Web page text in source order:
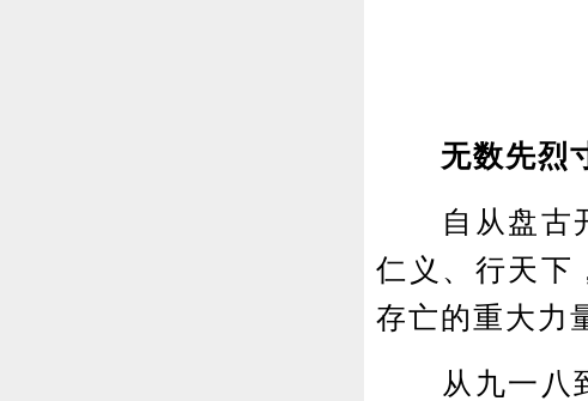
无数先烈寸
自从盘古开
仁义、行天下
存亡的重大力
从九一八到